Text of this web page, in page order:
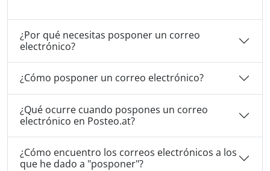
¿Por qué necesitas posponer un correo
electrónico?
¿Cómo posponer un correo electrónico?
¿Qué ocurre cuando pospones un correo
electrónico en Posteo.at?
¿Cómo encuentro los correos electrónicos a los
que he dado a "posponer"?